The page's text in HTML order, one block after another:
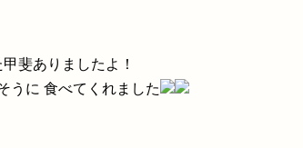
斐ありましたよ！
うに 食べてくれました